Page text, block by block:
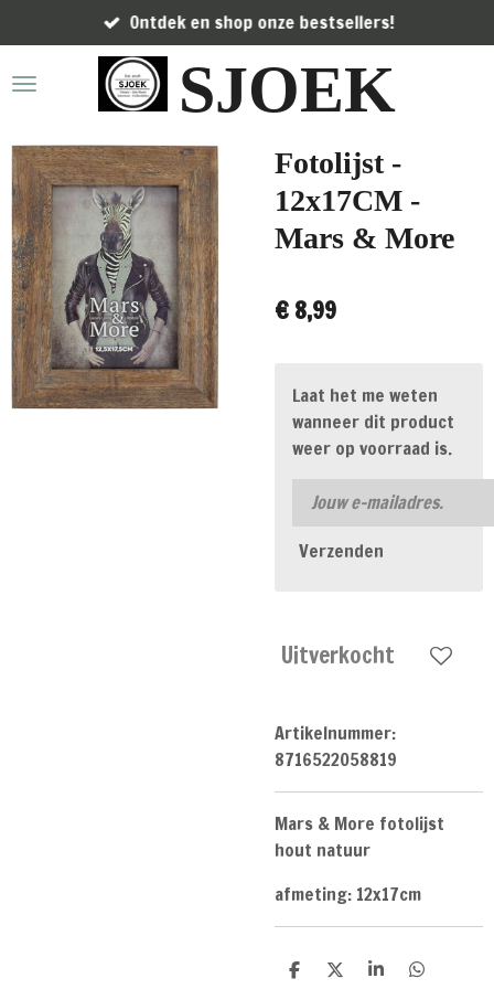
direct
naar
SJOEK
Ontdek en shop onze bestsellers!
Fotolijst -
12x17CM -
Mars & More
€ 8,99
Laat het me weten
wanneer dit product
weer op voorraad is.
Verzenden
Uitverkocht
Artikelnummer:
8716522058819
Mars & More fotolijst
hout natuur
afmeting: 12x17cm
D
D
S
D